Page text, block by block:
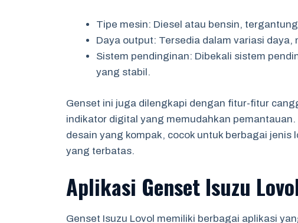
Tipe mesin: Diesel atau bensin,
Daya output: Tersedia dalam variasi daya,
Sistem pendinginan: Dibekali sistem
yang stabil.
Genset ini juga dilengkapi dengan fitur-fitur
indikator digital yang memudahkan
desain yang kompak, cocok untuk berbagai
yang terbatas.
Aplikasi Genset Isuzu
Genset Isuzu Lovol memiliki berbagai aplikasi